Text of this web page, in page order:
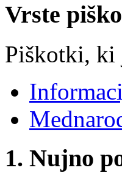
Vrste
Piškotki, ki
1. Nujno